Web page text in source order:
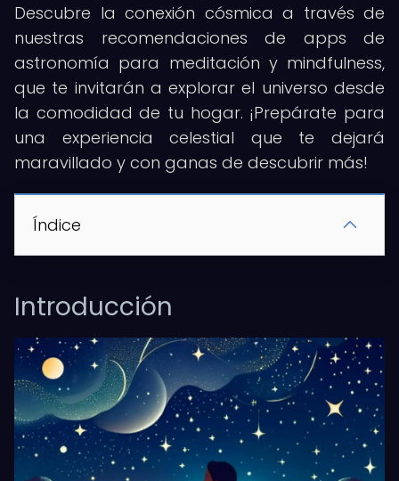
Descubre la conexión cósmica a través de
nuestras recomendaciones de apps de
astronomía para meditación y mindfulness,
que te invitarán a explorar el universo desde
la comodidad de tu hogar. ¡Prepárate para
una experiencia celestial que te dejará
maravillado y con ganas de descubrir más!
Índice
Introducción